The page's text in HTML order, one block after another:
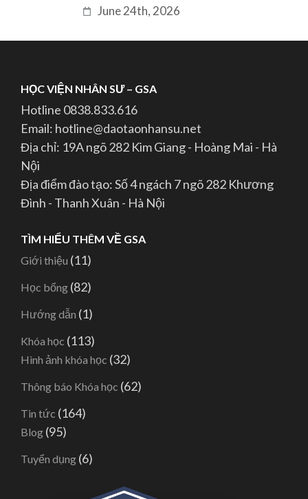
June 24th, 2026
HỌC VIỆN NHÂN SƯ – GSA
Hotline 0838.833.616
Email: hotline@daotaonhansu.net
Địa chỉ: 19A ngõ 282 Kim Giang - Hoàng Mai - Hà
Nội
Địa điểm đào tạo: Số 4 ngách 7 ngõ 282 Khương
Đình - Thanh Xuân - Hà Nội
TÌM HIỂU THÊM VỀ GSA
Giới thiệu (11)
Học bổng (82)
Hướng dẫn (1)
Khóa học (113)
Hình ảnh khóa học (32)
Thông báo Khóa học (62)
Tin tức (164)
Blog (95)
Tuyển dụng (6)